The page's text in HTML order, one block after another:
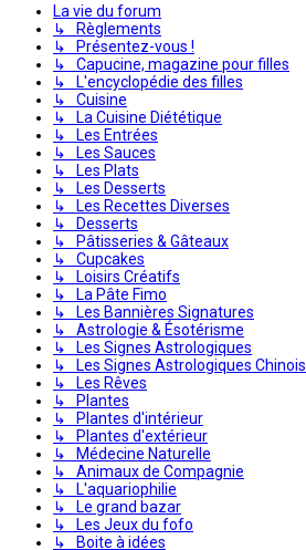
La vie du forum
↳ Règlements
↳ Présentez-vous !
↳ Capucine, magazine pour filles
↳ L'encyclopédie des filles
↳ Cuisine
↳ La Cuisine Diététique
↳ Les Entrées
↳ Les Sauces
↳ Les Plats
↳ Les Desserts
↳ Les Recettes Diverses
↳ Desserts
↳ Pâtisseries & Gâteaux
↳ Cupcakes
↳ Loisirs Créatifs
↳ La Pâte Fimo
↳ Les Bannières Signatures
↳ Astrologie & Ésotérisme
↳ Les Signes Astrologiques
↳ Les Signes Astrologiques Chinois
↳ Les Rêves
↳ Plantes
↳ Plantes d'intérieur
↳ Plantes d'extérieur
↳ Médecine Naturelle
↳ Animaux de Compagnie
↳ L'aquariophilie
↳ Le grand bazar
↳ Les Jeux du fofo
↳ Boite à idées